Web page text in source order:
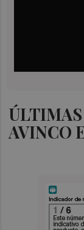
AVINCO